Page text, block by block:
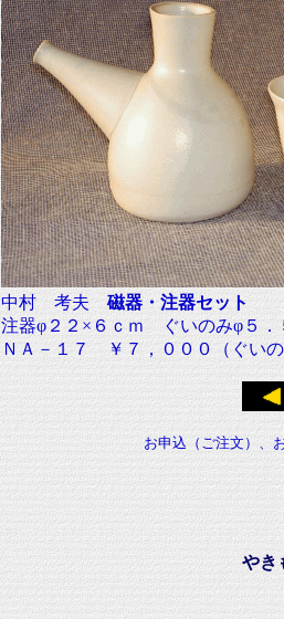
中村 考夫磁器・注器セット
注器φ２２×６ｃｍ ぐいのみφ５．
ＮＡ－１７ ￥７，０００（ぐい
お申込（ご注文）、
やき